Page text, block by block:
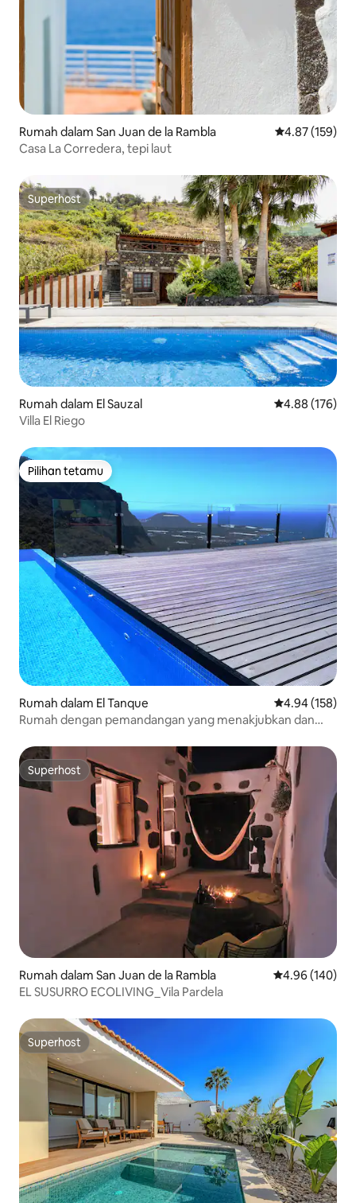
Rumah dalam San Juan de la Rambla Penarafan
4.87 (159)
Casa La Corredera, tepi laut
Superhost
Superhost
Rumah dalam El Sauzal Penarafan
4.88 (176)
Villa El Riego
Pilihan tetamu
Pilihan tetamu
Rumah dalam El Tanque Penarafan
4.94 (158)
Rumah dengan pemandangan yang menakjubkan dan
Superhost
Superhost
Rumah dalam San Juan de la Rambla Penarafan
4.96 (140)
EL SUSURRO ECOLIVING_Vila Pardela
Superhost
Superhost